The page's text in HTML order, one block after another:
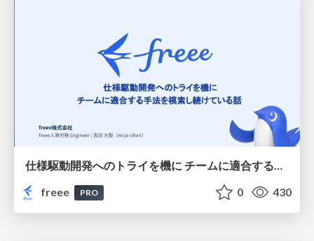
仕様駆動開発へのトライを機に チームに適合する手法を模索し続けている話
freee
PRO 0 430